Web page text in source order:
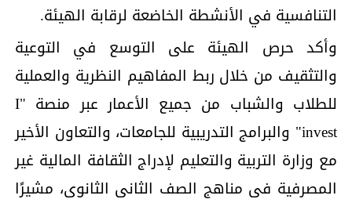
التنافسية في الأنشطة الخاضعة لرقابة الهيئة.
وأكد حرص الهيئة على التوسع في التوعية
والتثقيف من خلال ربط المفاهيم النظرية والعملية
للطلاب والشباب من جميع الأعمار عبر منصة "I
invest" والبرامج التدريبية للجامعات، والتعاون الأخير
مع وزارة التربية والتعليم لإدراج الثقافة المالية غير
المصرفية في مناهج الصف الثاني الثانوي، مشيرًا